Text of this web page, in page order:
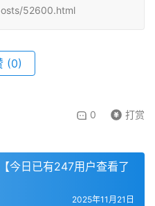
52600.html
(0)
0 打赏
今日已有247用户查看了
2025年11月21日